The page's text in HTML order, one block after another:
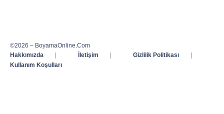
©2026 – BoyamaOnline.Com
Hakkımızda
| İletişim | Gizlilik Politikası
|
Kullanım Koşulları